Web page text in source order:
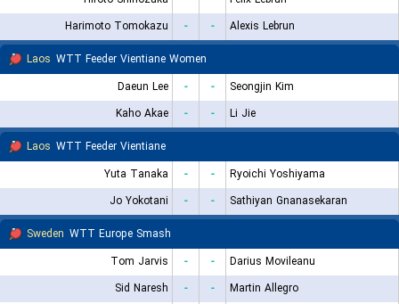
Harimoto Tomokazu
- -
Alexis Lebrun
Laos WTT Feeder Vientiane Women
Daeun Lee
- -
Seongjin Kim
Kaho Akae
- -
Li Jie
Laos WTT Feeder Vientiane
Yuta Tanaka
- -
Ryoichi Yoshiyama
Jo Yokotani
- -
Sathiyan Gnanasekaran
Sweden WTT Europe Smash
Tom Jarvis
- -
Darius Movileanu
Sid Naresh
- -
Martin Allegro